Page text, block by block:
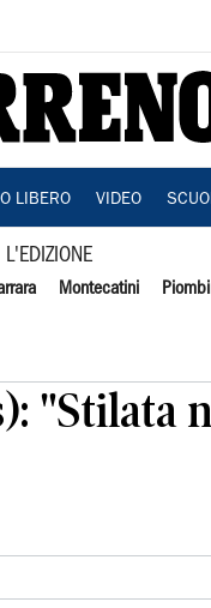
LIBERO VIDEO
L'EDIZIONE
Montecatini
"Stilata